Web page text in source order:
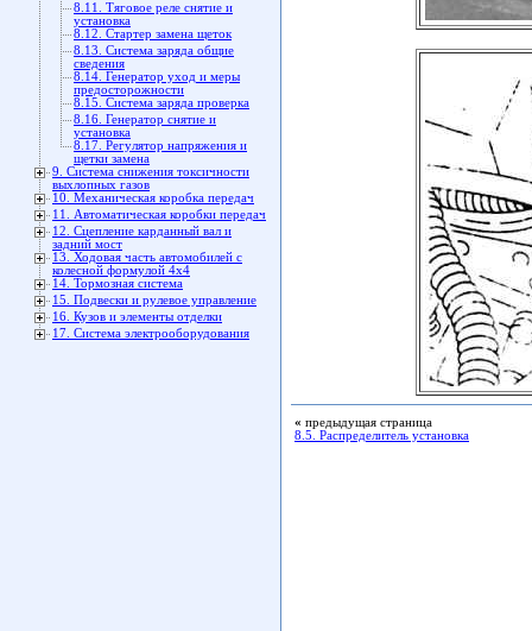
8.11. Тяговое реле снятие и
установка
8.12. Стартер замена щеток
8.13. Система заряда общие
сведения
8.14. Генератор уход и меры
предосторожности
8.15. Система заряда проверка
8.16. Генератор снятие и
установка
8.17. Регулятор напряжения и
щетки замена
9. Система снижения токсичности
выхлопных газов
10. Механическая коробка передач
11. Автоматическая коробки передач
12. Сцепление карданный вал и
задний мост
13. Ходовая часть автомобилей с
колесной формулой 4x4
14. Тормозная система
15. Подвески и рулевое управление
16. Кузов и элементы отделки
17. Система электрооборудования
« предыдущая страница
8.5. Распределитель установка